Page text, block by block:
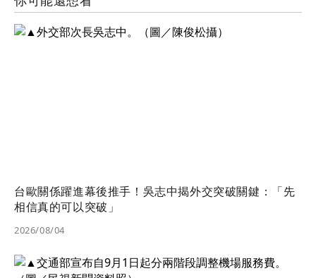
台歐關係躍進幕後推手！吳志中揭外交突破關鍵：「先
相信真的可以突破」
2026/08/04